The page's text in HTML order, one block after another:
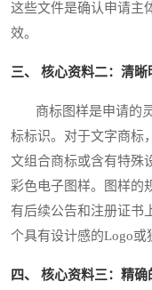
这些文件是确认申请主
效。
三、 核心资料二：清
商标图样是申请的灵
标标识。对于文字商标
文组合商标或含有特殊
彩色电子图样。图样的
有后续公告和注册证书
个具有设计感的Logo或
四、 核心资料三：精